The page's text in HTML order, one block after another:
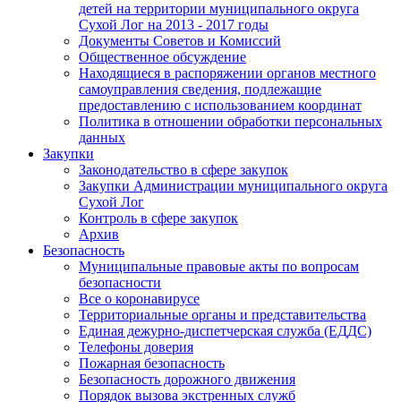
детей на территории муниципального округа
Сухой Лог на 2013 - 2017 годы
Документы Советов и Комиссий
Общественное обсуждение
Находящиеся в распоряжении органов местного
самоуправления сведения, подлежащие
предоставлению с использованием координат
Политика в отношении обработки персональных
данных
Закупки
Законодательство в сфере закупок
Закупки Администрации муниципального округа
Сухой Лог
Контроль в сфере закупок
Архив
Безопасность
Муниципальные правовые акты по вопросам
безопасности
Все о коронавирусе
Территориальные органы и представительства
Единая дежурно-диспетчерская служба (ЕДДС)
Телефоны доверия
Пожарная безопасность
Безопасность дорожного движения
Порядок вызова экстренных служб